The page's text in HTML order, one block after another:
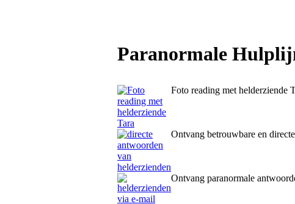
Paranormale
Foto reading met helderziende
Ontvang betrouwbare en
Ontvang paranormale